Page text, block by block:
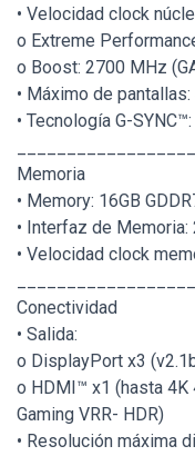
• Velocidad clock
o Extreme
o Boost: 2700 MHz
• Máximo de pantallas:
• Tecnología G-SYNC™:
Memoria
• Memory: 16GB
• Interfaz de
• Velocidad clock
Conectividad
• Salida:
o DisplayPort x3
o HDMI™ x1 (hasta 4K
Gaming VRR- HDR)
• Resolución máxima